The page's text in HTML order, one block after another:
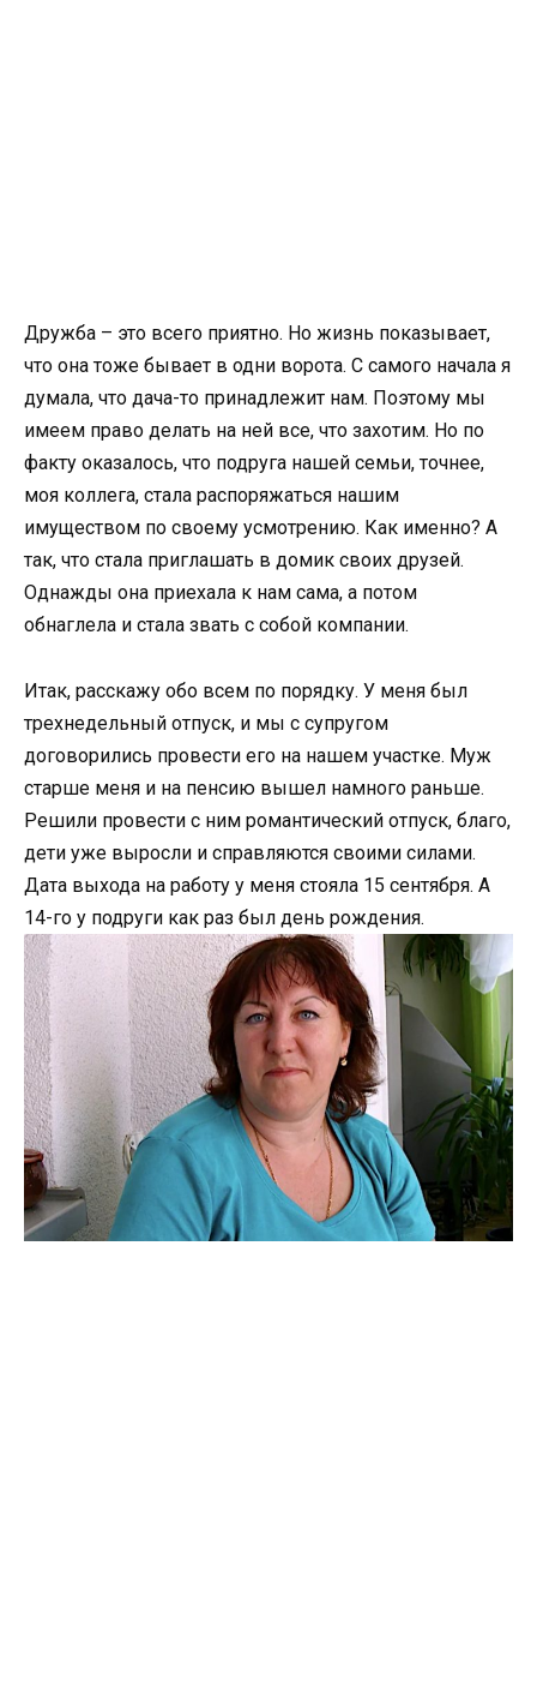
Дружба – это всего приятно. Но жизнь показывает,
что она тоже бывает в одни ворота. С самого начала я
думала, что дача-то принадлежит нам. Поэтому мы
имеем право делать на ней все, что захотим. Но по
факту оказалось, что подруга нашей семьи, точнее,
моя коллега, стала распоряжаться нашим
имуществом по своему усмотрению. Как именно? А
так, что стала приглашать в домик своих друзей.
Однажды она приехала к нам сама, а потом
обнаглела и стала звать с собой компании.
Итак, расскажу обо всем по порядку. У меня был
трехнедельный отпуск, и мы с супругом
договорились провести его на нашем участке. Муж
старше меня и на пенсию вышел намного раньше.
Решили провести с ним романтический отпуск, благо,
дети уже выросли и справляются своими силами.
Дата выхода на работу у меня стояла 15 сентября. А
14-го у подруги как раз был день рождения.